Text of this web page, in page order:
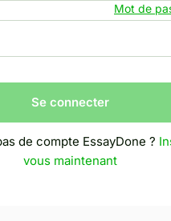
Mot de
Se connecter
de compte EssayDone ?
vous maintenant